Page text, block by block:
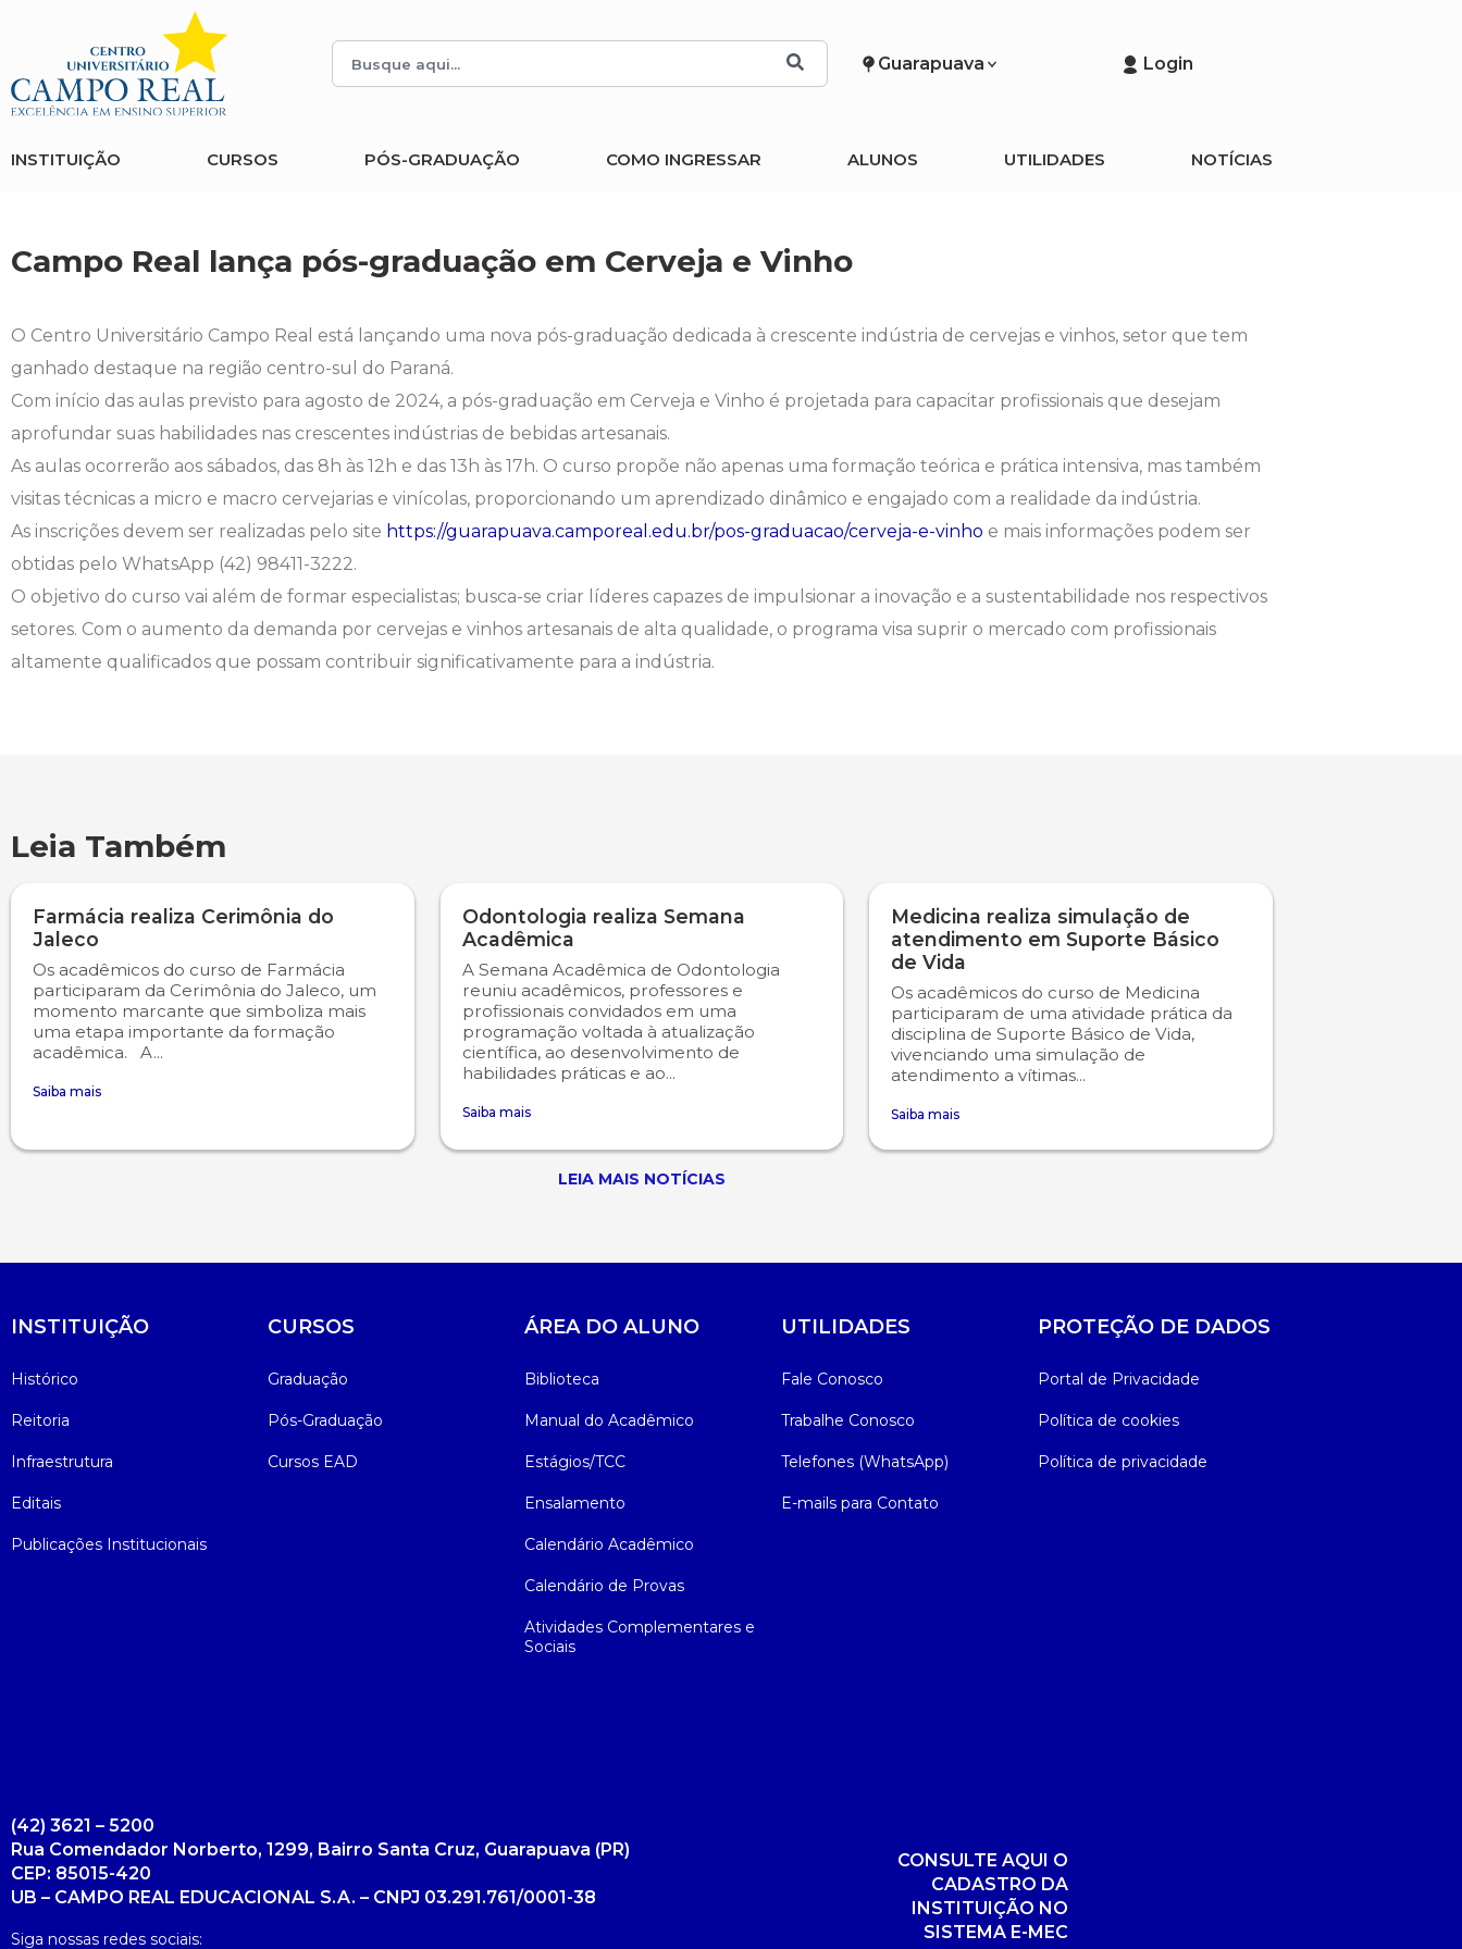
Guarapuava Login
INSTITUIÇÃO CURSOS PÓS-GRADUAÇÃO COMO INGRESSAR ALUNOS UTILIDADES NOTÍCIAS
Campo Real lança pós-graduação em Cerveja e Vinho
O Centro Universitário Campo Real está lançando uma nova pós-graduação dedicada à crescente indústria de cervejas e vinhos, setor que tem
ganhado destaque na região centro-sul do Paraná.
Com início das aulas previsto para agosto de 2024, a pós-graduação em Cerveja e Vinho é projetada para capacitar profissionais que desejam
aprofundar suas habilidades nas crescentes indústrias de bebidas artesanais.
As aulas ocorrerão aos sábados, das 8h às 12h e das 13h às 17h. O curso propõe não apenas uma formação teórica e prática intensiva, mas também
visitas técnicas a micro e macro cervejarias e vinícolas, proporcionando um aprendizado dinâmico e engajado com a realidade da indústria.
As inscrições devem ser realizadas pelo site https://guarapuava.camporeal.edu.br/pos-graduacao/cerveja-e-vinho e mais informações podem ser
obtidas pelo WhatsApp (42) 98411-3222.
O objetivo do curso vai além de formar especialistas; busca-se criar líderes capazes de impulsionar a inovação e a sustentabilidade nos respectivos
setores. Com o aumento da demanda por cervejas e vinhos artesanais de alta qualidade, o programa visa suprir o mercado com profissionais
altamente qualificados que possam contribuir significativamente para a indústria.
Leia Também
Farmácia realiza Cerimônia do
Jaleco
Os acadêmicos do curso de Farmácia
participaram da Cerimônia do Jaleco, um
momento marcante que simboliza mais
uma etapa importante da formação
acadêmica. A...
Saiba mais
Odontologia realiza Semana
Acadêmica
A Semana Acadêmica de Odontologia
reuniu acadêmicos, professores e
profissionais convidados em uma
programação voltada à atualização
científica, ao desenvolvimento de
habilidades práticas e ao...
Saiba mais
Medicina realiza simulação de
atendimento em Suporte Básico
de Vida
Os acadêmicos do curso de Medicina
participaram de uma atividade prática da
disciplina de Suporte Básico de Vida,
vivenciando uma simulação de
atendimento a vítimas...
Saiba mais
LEIA MAIS NOTÍCIAS
INSTITUIÇÃO
Histórico
Reitoria
Infraestrutura
Editais
Publicações Institucionais
CURSOS
Graduação
Pós-Graduação
Cursos EAD
ÁREA DO ALUNO
Biblioteca
Manual do Acadêmico
Estágios/TCC
Ensalamento
Calendário Acadêmico
Calendário de Provas
Atividades Complementares e
Sociais
UTILIDADES
Fale Conosco
Trabalhe Conosco
Telefones (WhatsApp)
E-mails para Contato
PROTEÇÃO DE DADOS
Portal de Privacidade
Política de cookies
Política de privacidade
(42) 3621 – 5200
Rua Comendador Norberto, 1299, Bairro Santa Cruz, Guarapuava (PR)
CEP: 85015-420
UB – CAMPO REAL EDUCACIONAL S.A. – CNPJ 03.291.761/0001-38
Siga nossas redes sociais:
CONSULTE AQUI O
CADASTRO DA
INSTITUIÇÃO NO
SISTEMA E-MEC
Histórico
Editais
Administração
Ciências Contábeis
Enfermagem
Engenharia Agronômica
Engenharia Civil
Engenharia de Software
Engenharia Mecânica
Medicina Veterinária
Nutrição
Odontologia
Psicologia
Publicidade e Propaganda
Vestibular de Inverno
2ª Via de Boleto
Biblioteca
Calendário de Provas
Carteirinha de Estudante
Central de Estágios - TCC
Ensalamento
Manual do Acadêmico
Núcleo de Apoio Psicopedagógico
Ouvidoria
Plano de Ensino
Segunda Chamada
Seguro Escolar
Avalie a Campo Real
COLAP
Comitê de Ética em Pesquisa
Educação em Direitos Humanos
Editais
Infocampo
Portal do Egresso
Portal do RH
Programa de Monitoria
Publicações Científicas
Revistas Campo Real